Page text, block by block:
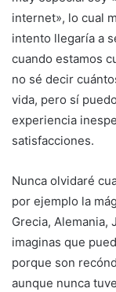
internet», lo cual
intento llegaría a
cuando estamos
no sé decir
vida, pero sí
experiencia
satisfacciones.
Nunca olvidaré
por ejemplo la
Grecia, Alemania,
imaginas que
porque son
aunque nunca